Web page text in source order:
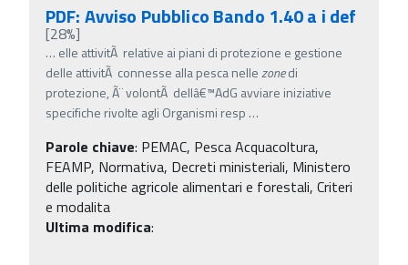
PDF: Avviso Pubblico Bando 1.40 a i def
[28%]
… elle attivitÃ relative ai piani di protezione e gestione
delle attivitÃ connesse alla pesca nellezonedi
protezione, Ã¨ volontÃ dellâ€™AdG avviare iniziative
specifiche rivolte agli Organismi resp …
Parole chiave: PEMAC, Pesca Acquacoltura,
FEAMP, Normativa, Decreti ministeriali, Ministero
delle politiche agricole alimentari e forestali, Criteri
e modalita
Ultima modifica: